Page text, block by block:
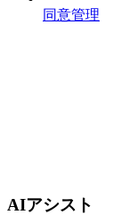
同意管理
AIアシスト